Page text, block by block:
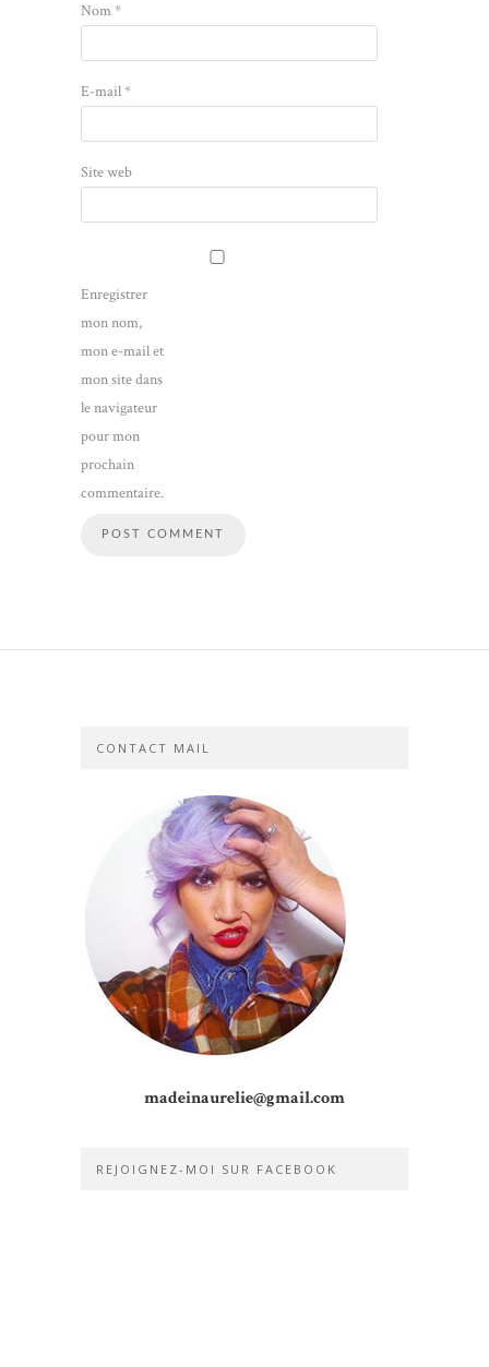
Nom*
E-mail*
Site web
Enregistrer
mon nom,
mon e-mail et
mon site dans
le navigateur
pour mon
prochain
commentaire.
CONTACT MAIL
madeinaurelie@gmail.com
REJOIGNEZ-MOI SUR FACEBOOK